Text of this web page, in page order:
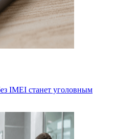
IMEI станет уголовным